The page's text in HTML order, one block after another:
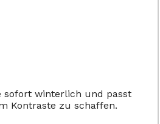
sofort winterlich und passt
Kontraste zu schaffen.